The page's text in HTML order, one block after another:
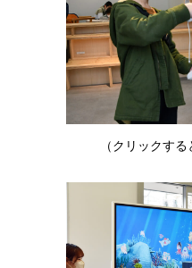
（クリックす